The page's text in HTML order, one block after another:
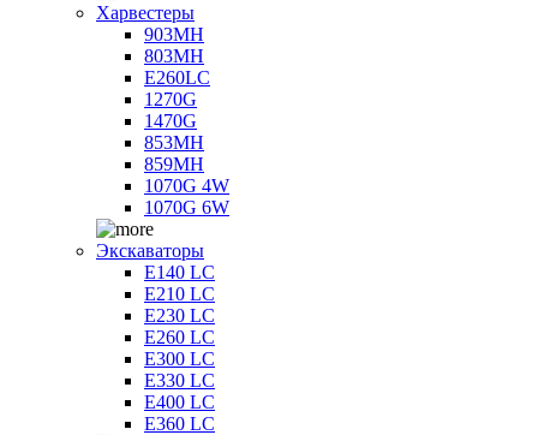
Харвестеры
903MH
803MH
E260LC
1270G
1470G
853MH
859MH
1070G 4W
1070G 6W
Экскаваторы
E140 LC
E210 LC
E230 LC
E260 LC
E300 LC
E330 LC
E400 LC
E360 LC